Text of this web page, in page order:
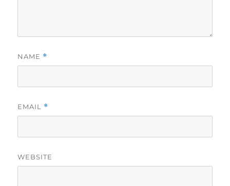
NAME *
EMAIL *
WEBSITE